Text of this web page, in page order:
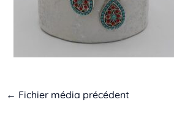
← Fichier média précédent